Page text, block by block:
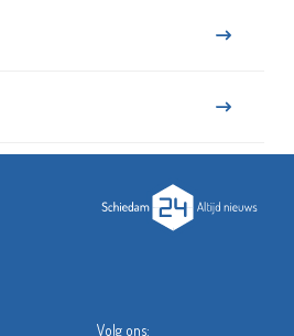
Volg ons: